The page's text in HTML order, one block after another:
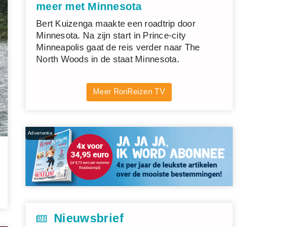
meer met Minnesota
Bert Kuizenga maakte een roadtrip door
Minnesota. Na zijn start in Prince-city
Minneapolis gaat de reis verder naar The
North Woods in de staat Minnesota.
Meer RonReizen TV
Advertentie
Nieuwsbrief